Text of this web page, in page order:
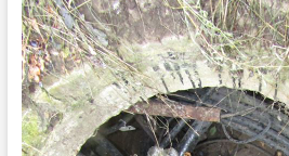
человеку,
упавшему
в
ледяную
воду